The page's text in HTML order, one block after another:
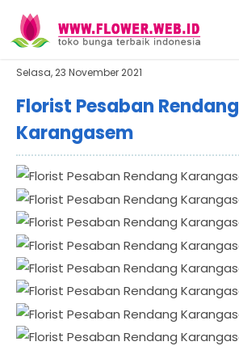
Selasa, 23 November 2021
Florist Pesaban Rendang
Karangasem